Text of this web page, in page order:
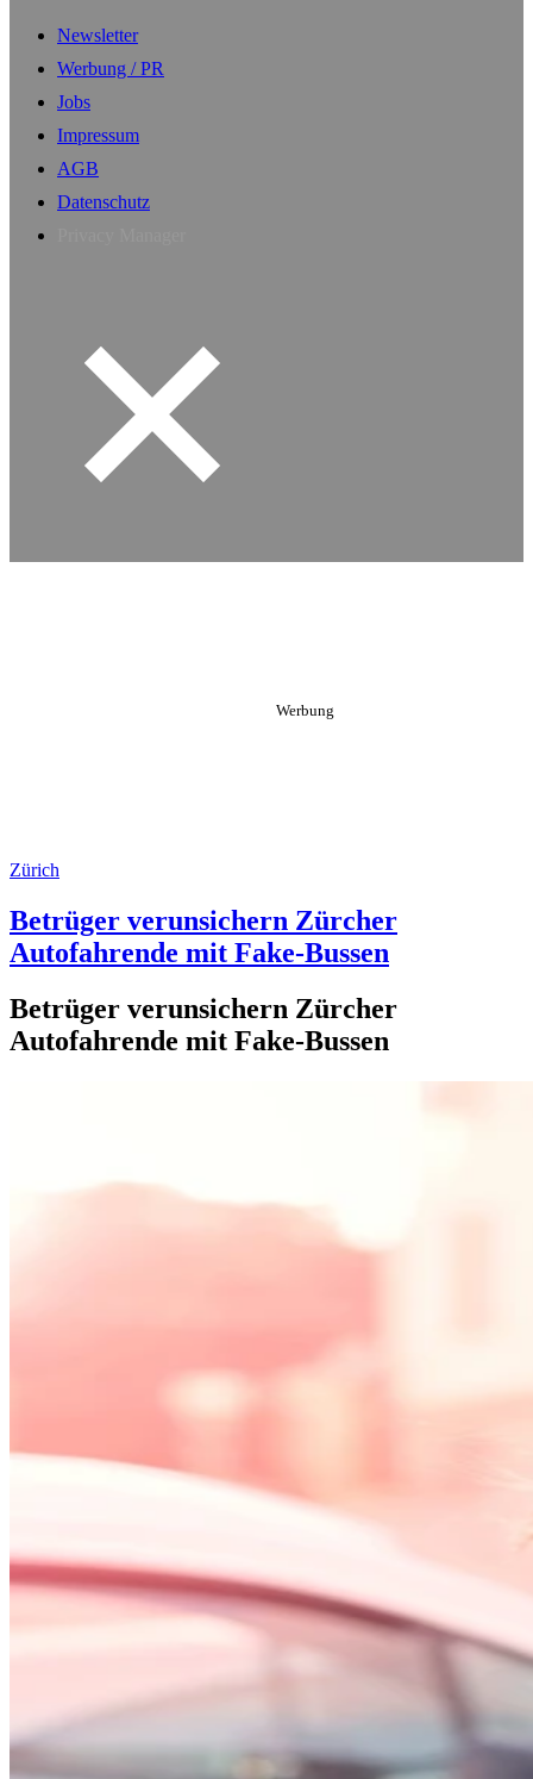
Newsletter
Werbung / PR
Jobs
Impressum
AGB
Datenschutz
Zürich
Betrüger verunsichern Zürcher
Autofahrende mit Fake-Bussen
Betrüger verunsichern Zürcher
Autofahrende mit Fake-Bussen